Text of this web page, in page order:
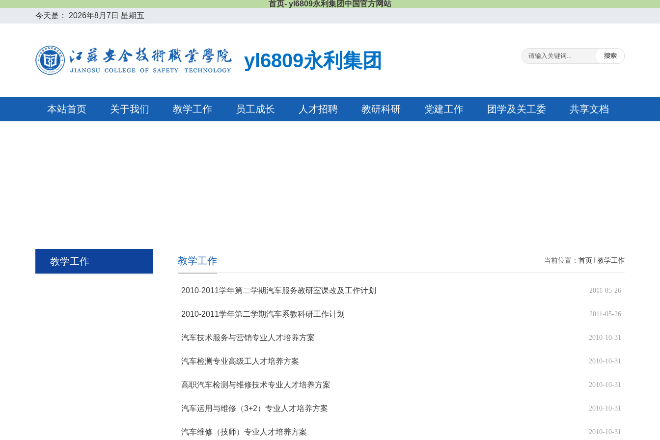
首页- yl6809永利集团中国官方网站
今天是：
2026年8月7日 星期五
yl6809永利集团
本站首页 关于我们 教学工作 员工成长 人才招聘 教研科研 党建工作 团学及关工委 共享文档
教学工作 当前位置： 首页 教学工作
教学工作
2010-2011学年第二学期汽车服务教研室课改及工作计划 2011-05-26
2010-2011学年第二学期汽车系教科研工作计划 2011-05-26
汽车技术服务与营销专业人才培养方案 2010-10-31
汽车检测专业高级工人才培养方案 2010-10-31
高职汽车检测与维修技术专业人才培养方案 2010-10-31
汽车运用与维修（3+2）专业人才培养方案 2010-10-31
汽车维修（技师）专业人才培养方案 2010-10-31